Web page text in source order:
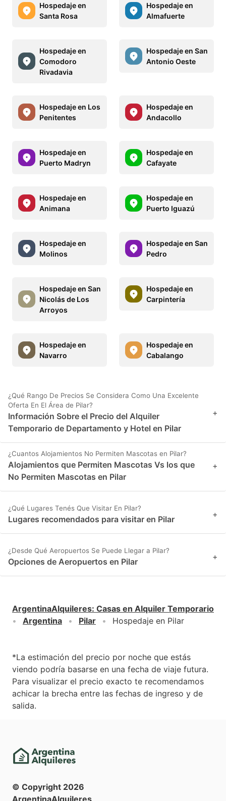
Hospedaje en
Santa Rosa
Hospedaje en
Almafuerte
Hospedaje en
Comodoro
Rivadavia
Hospedaje en San
Antonio Oeste
Hospedaje en Los
Penitentes
Hospedaje en
Andacollo
Hospedaje en
Puerto Madryn
Hospedaje en
Cafayate
Hospedaje en
Animana
Hospedaje en
Puerto Iguazú
Hospedaje en
Molinos
Hospedaje en San
Pedro
Hospedaje en San
Nicolás de Los
Arroyos
Hospedaje en
Carpintería
Hospedaje en
Navarro
Hospedaje en
Cabalango
¿Qué Rango De Precios Se Considera Como Una Excelente
Oferta En El Área de Pilar?
Información Sobre el Precio del Alquiler
Temporario de Departamento y Hotel en Pilar
+
¿Cuantos Alojamientos No Permiten Mascotas en Pilar?
Alojamientos que Permiten Mascotas Vs los que
No Permiten Mascotas en Pilar
+
¿Qué Lugares Tenés Que Visitar En Pilar?
Lugares recomendados para visitar en Pilar +
¿Desde Qué Aeropuertos Se Puede Llegar a Pilar?
Opciones de Aeropuertos en Pilar +
ArgentinaAlquileres: Casas en Alquiler Temporario
Argentina
Pilar Hospedaje en Pilar
*La estimación del precio por noche que estás
viendo podría basarse en una fecha de viaje futura.
Para visualizar el precio exacto te recomendamos
achicar la brecha entre las fechas de ingreso y de
salida.
© Copyright 2026